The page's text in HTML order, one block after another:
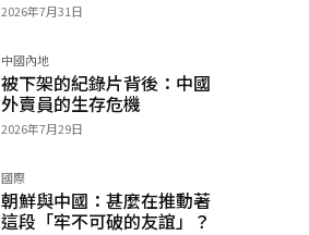
2026年7月31日
中國內地
被下架的紀錄片背後：中國
外賣員的生存危機
2026年7月29日
國際
朝鮮與中國：甚麼在推動著
這段「牢不可破的友誼」？